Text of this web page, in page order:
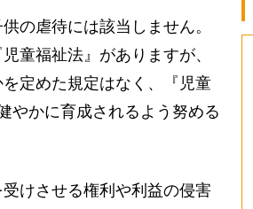
の虐待には該当しません。
童福祉法』がありますが、
定めた規定はなく、『児童
やかに育成されるよう努める
けさせる権利や利益の侵害